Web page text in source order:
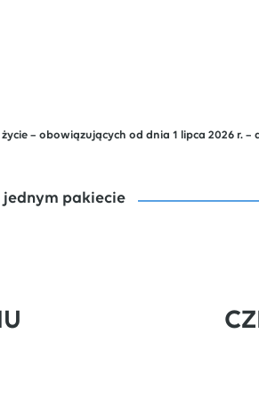
– obowiązujących od dnia 1 lipca 2026 r. –
jednym pakiecie